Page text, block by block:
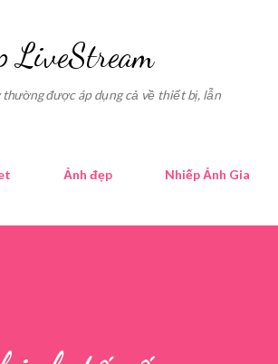
LiveStream
được áp dụng cả về thiết bị, lẫn
Ảnh đẹp Nhiếp Ảnh Gia